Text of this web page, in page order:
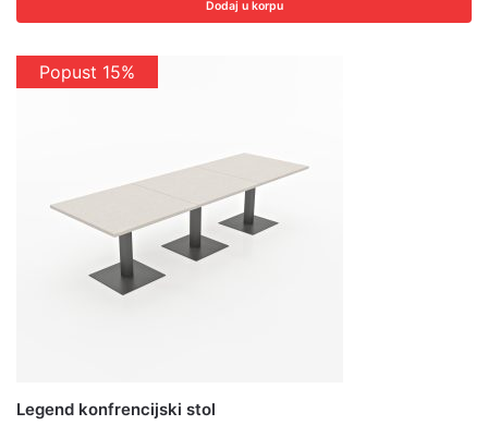
Dodaj u korpu
Popust 15%
Legend konfrencijski stol